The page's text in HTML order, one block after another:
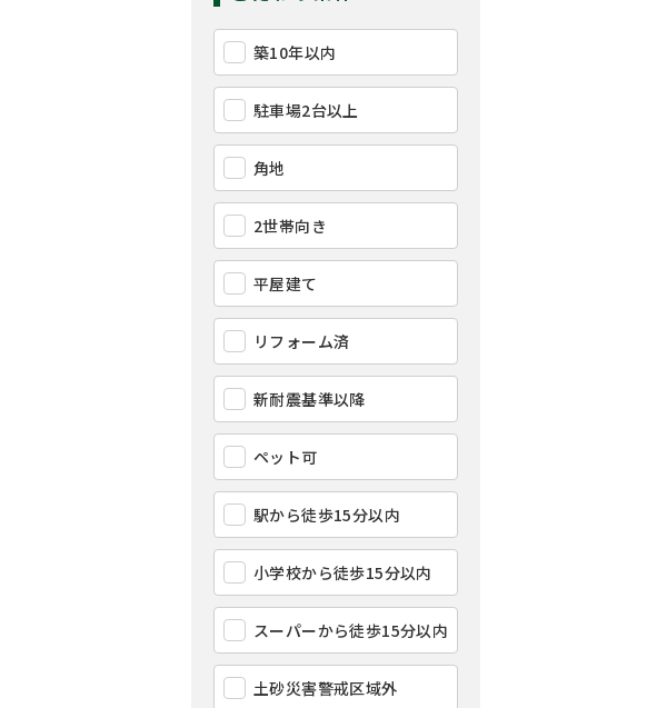
築10年以内
駐車場2台以上
角地
2世帯向き
平屋建て
リフォーム済
新耐震基準以降
ペット可
駅から徒歩15分以内
小学校から徒歩15分以内
スーパーから徒歩15分以内
土砂災害警戒区域外